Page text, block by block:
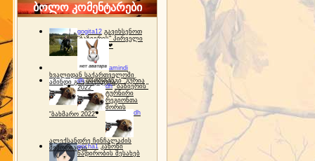
ბოლო კომენტარები
gogita12 გავიხსენოთ
"ბაზიერის" პირველი
ტურნირი ❤
amindi
ხვალიდან საქართველოში
ამინდი გაუარესდება
dh სპორტინგი "გურია
2022"
dh "ბაზიერის"
ტურნირი
რეგიონთა
შორის
"ბახმარო 2022"
dh
ალექსანდრე ჩინჩალაძის
მემორიალიgocha1 კანონი
ნადირობის შესახებ